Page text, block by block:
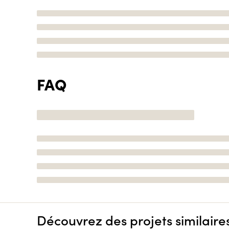
FAQ
Découvrez des projets